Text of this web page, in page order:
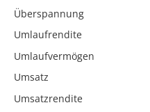
Überspannung
Umlaufrendite
Umlaufvermögen
Umsatz
Umsatzrendite